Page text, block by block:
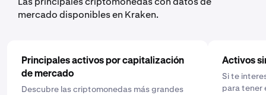
programación que se ajuste a ti: diaria, semanal o
mensual.
mercado disponibles en Kraken.
Principales activos por capitalización
de mercado
Descubre las criptomonedas más grandes
Activos
Si te
para tener